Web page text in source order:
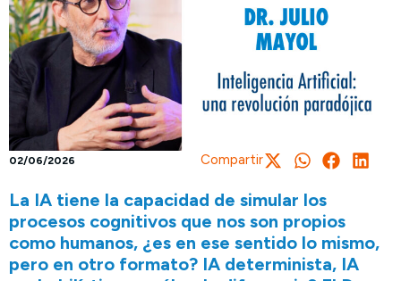
02/06/2026 Compartir
La IA tiene la capacidad de simular los
procesos cognitivos que nos son propios
como humanos, ¿es en ese sentido lo mismo,
pero en otro formato? IA determinista, IA